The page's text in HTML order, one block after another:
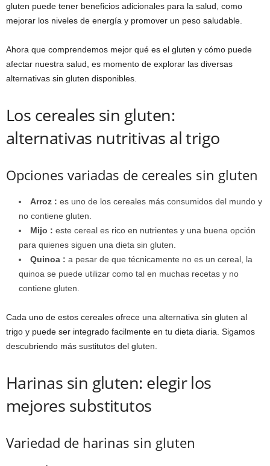
gluten puede tener beneficios adicionales para la salud, como
mejorar los niveles de energía y promover un peso saludable.
Ahora que comprendemos mejor qué es el gluten y cómo puede
afectar nuestra salud, es momento de explorar las diversas
alternativas sin gluten disponibles.
Los cereales sin gluten:
alternativas nutritivas al trigo
Opciones variadas de cereales sin gluten
Arroz : es uno de los cereales más consumidos del mundo y
no contiene gluten.
Mijo : este cereal es rico en nutrientes y una buena opción
para quienes siguen una dieta sin gluten.
Quinoa : a pesar de que técnicamente no es un cereal, la
quinoa se puede utilizar como tal en muchas recetas y no
contiene gluten.
Cada uno de estos cereales ofrece una alternativa sin gluten al
trigo y puede ser integrado facilmente en tu dieta diaria. Sigamos
descubriendo más sustitutos del gluten.
Harinas sin gluten: elegir los
mejores substitutos
Variedad de harinas sin gluten